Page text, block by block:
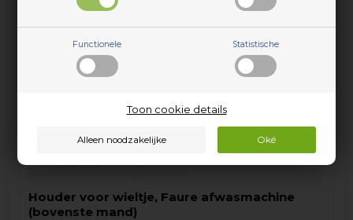
Functionele Statistische
Toon cookie details
Op voorraad (Lev. 2-3 weekdagen.
Houder voor wieltje, Faure afwasmachine
(bovenste mand)